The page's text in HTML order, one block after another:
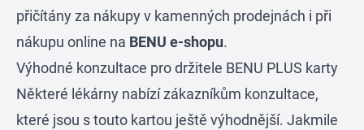
přičítány za nákupy v kamenných prodejnách i při
nákupu online na BENU e-shopu.
Výhodné konzultace pro držitele BENU PLUS karty
Některé lékárny nabízí zákazníkům konzultace,
které jsou s touto kartou ještě výhodnější. Jakmile